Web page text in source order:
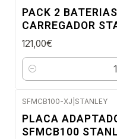
PACK 2
CARREGADOR
121,00€
Quantidade
SFMCB100-XJ STANLEY
PLACA
SFMCB100